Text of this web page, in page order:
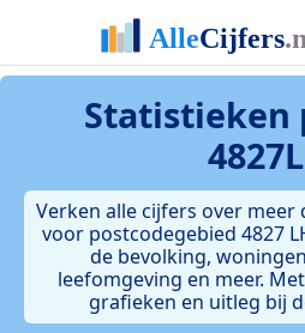
Statistieken
Verken alle cijfers over meer
voor postcodegebied 4827
de bevolking,
leefomgeving en meer.
grafieken en uitleg bij